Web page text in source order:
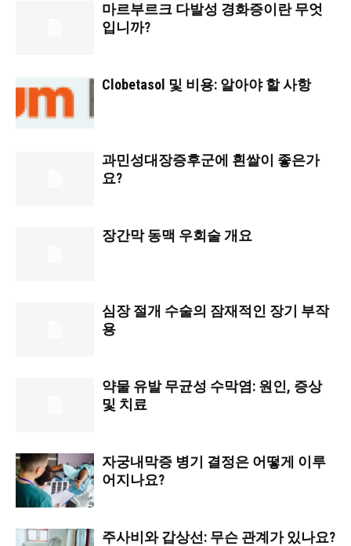
마르부르크 다발성 경화증이란 무엇
입니까?
Clobetasol 및 비용: 알아야 할 사항
과민성대장증후군에 흰쌀이 좋은가
요?
장간막 동맥 우회술 개요
심장 절개 수술의 잠재적인 장기 부작
용
약물 유발 무균성 수막염: 원인, 증상
및 치료
자궁내막증 병기 결정은 어떻게 이루
어지나요?
주사비와 갑상선: 무슨 관계가 있나요?